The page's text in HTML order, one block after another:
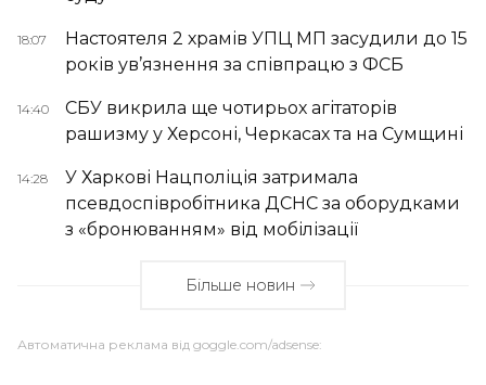
18:07
Настоятеля 2 храмів УПЦ МП засудили до 15
років ув’язнення за співпрацю з ФСБ
14:40
СБУ викрила ще чотирьох агітаторів
рашизму у Херсоні, Черкасах та на Сумщині
14:28
У Харкові Нацполіція затримала
псевдоспівробітника ДСНС за оборудками
з «бронюванням» від мобілізації
Більше новин
Автоматична реклама від goggle.com/adsense: